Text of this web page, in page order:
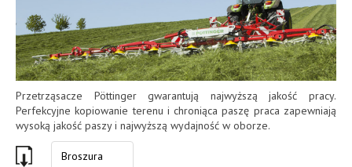
Przetrząsacze Pöttinger gwarantują najwyższą jakość pracy.
Perfekcyjne kopiowanie terenu i chroniąca paszę praca zapewniają
wysoką jakość paszy i najwyższą wydajność w oborze.
Broszura